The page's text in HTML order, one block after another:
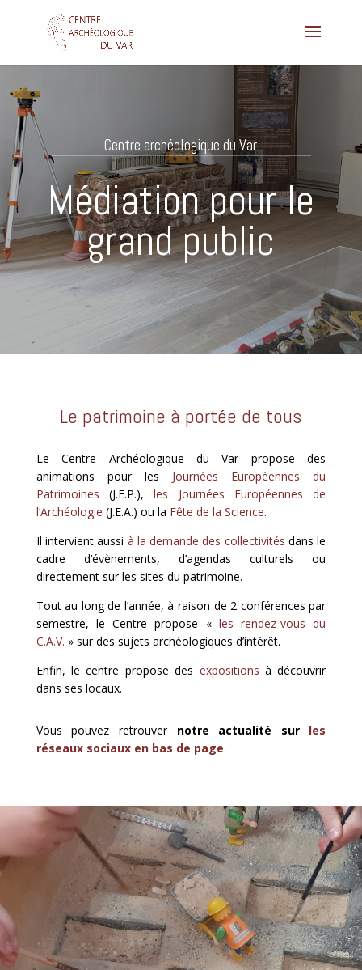
Centre archéologique du Var
Médiation pour le
grand public
Le patrimoine à portée de tous
Le Centre Archéologique du Var propose des
animations pour les Journées Européennes du
Patrimoines (J.E.P.),les Journées Européennes de
l’Archéologie (J.E.A.) ou la Fête de la Science.
Il intervient aussi à la demande des collectivités dans le
cadre d’évènements, d’agendas culturels ou
directement sur les sites du patrimoine.
Tout au long de l’année, à raison de 2 conférences par
semestre, le Centre propose « les rendez-vous du
C.A.V. » sur des sujets archéologiques d’intérêt.
Enfin, le centre propose des expositions à découvrir
dans ses locaux.
Vous pouvez retrouver notre actualité surles
réseaux sociaux en bas de page.